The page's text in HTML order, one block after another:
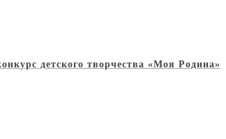
детского творчества «Моя Родина»